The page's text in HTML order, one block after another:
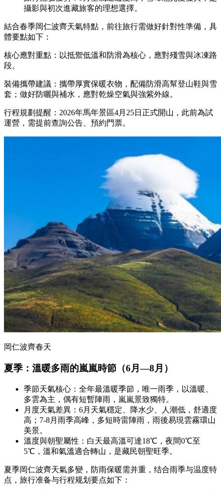
攝影與初次進藏旅客的理想選擇。
結合春季岡仁波齊天氣特點，前往旅行需做好針對性準備，具
體要點如下：
核心應對重點：以抵禦低溫和防滑為核心，應對殘雪與冰凍路
段。
裝備攜帶建議：攜帶厚實保暖衣物，配備防滑高幫登山鞋與雪
套；做好防曬與補水，應對乾燥空氣與強紫外線。
行程規劃提醒：2026年馬年景區4月25日正式開山，此前為試
運營，需提前查詢公告、預約門票。
岡仁波齊春天
夏季：溫暖多雨的嵐嵐時節（6月—8月）
季節天氣核心：全年最溫暖季節，唯一雨季，以溫暖、
多雲為主，偶有短暫陣雨，嵐嵐景致獨特。
月度天氣差異：6月天氣穩定、降水少、人潮低，舒適度
高；7-8月雨季高峰，多短時雷陣雨，雨後易現雲霧環山
美景。
溫度與朝聖屬性：白天最高溫可達18℃，夜間0℃至
5℃，溫和氣溫適合轉山，是藏民朝聖旺季。
夏季岡仁波齊天氣多變，防雨保暖需并重，结合雨季与温度特
点，旅行准备与行程规划要点如下：